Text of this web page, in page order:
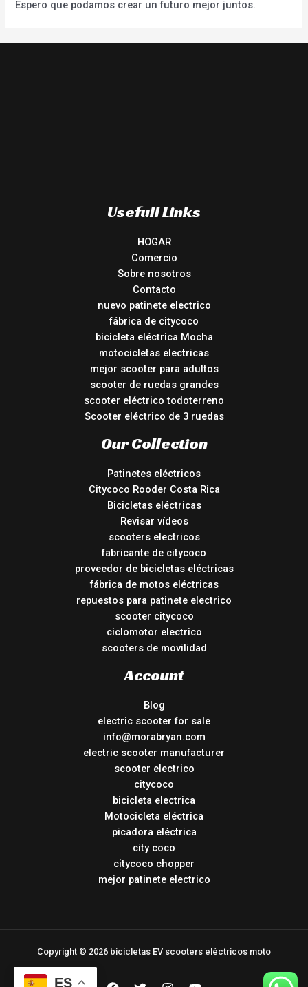
Espero que podamos crear un futuro mejor juntos.
Usefull Links
HOGAR
Comercio
Sobre nosotros
Contacto
nuevo patinete electrico
fábrica de citycoco
bicicleta eléctrica Mocha
motocicletas electricas
mejor scooter para adultos
scooter de ruedas grandes
scooter eléctrico todoterreno
Scooter eléctrico de 3 ruedas
Our Collection
Patinetes eléctricos
Citycoco Rooder Costa Rica
Bicicletas eléctricas
Revisar vídeos
scooters electricos
fabricante de citycoco
proveedor de bicicletas eléctricas
fábrica de motos eléctricas
repuestos para patinete electrico
scooter citycoco
ciclomotor electrico
scooters de movilidad
Account
Blog
electric scooter for sale
info@morabryan.com
electric scooter manufacturer
scooter electrico
citycoco
bicicleta electrica
Motocicleta eléctrica
picadora eléctrica
city coco
citycoco chopper
mejor patinete electrico
Copyright © 2026 bicicletas EV scooters eléctricos moto
ES